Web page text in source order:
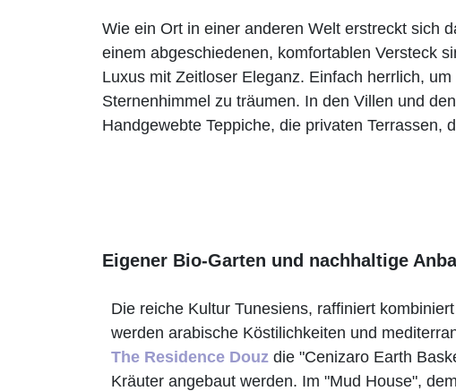
Wie ein Ort in einer anderen Welt erstreckt sich
einem abgeschiedenen, komfortablen Versteck
Luxus mit Zeitloser Eleganz. Einfach herrlich,
Sternenhimmel zu träumen. In den Villen und
Handgewebte Teppiche, die privaten Terrassen,
Eigener Bio-Garten und nachhaltige
Die reiche Kultur Tunesiens, raffiniert
werden arabische Köstilichkeiten und
The Residence Douz die "Cenizaro Earth
Kräuter angebaut werden. Im "Mud House",